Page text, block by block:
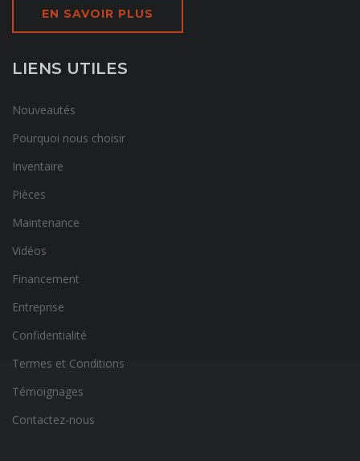
EN SAVOIR PLUS
LIENS UTILES
Nouveautés
Pourquoi nous choisir
Inventaire
Pièces
Maintenance
Vidéos
Financement
Entreprise
Confidentialité
Termes et Conditions
Témoignages
Contactez-nous